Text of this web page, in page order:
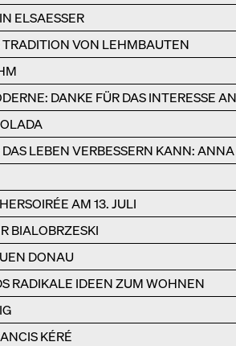
ELSAESSER
VON LEHMBAUTEN
DANKE FÜR DAS INTERESSE
LEBEN VERBESSERN KANN:
AM 13. JULI
BIALOBRZESKI
DONAU
RADIKALE IDEEN ZUM WOHNEN
KÉRÉ